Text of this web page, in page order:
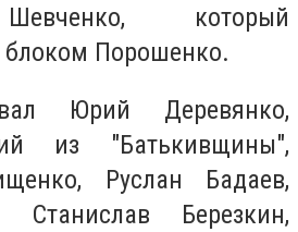
который
блоком Порошенко.
Юрий Деревянко,
из "Батькивщины",
Руслан Бадаев,
Станислав Березкин,